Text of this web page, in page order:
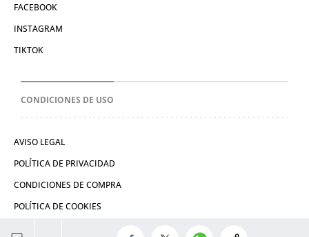
FACEBOOK
INSTAGRAM
TIKTOK
CONDICIONES DE USO
AVISO LEGAL
POLÍTICA DE PRIVACIDAD
CONDICIONES DE COMPRA
POLÍTICA DE COOKIES